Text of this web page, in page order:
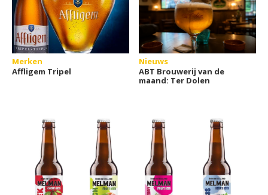
Merken
Affligem Tripel
Nieuws
ABT Brouwerij van de
maand: Ter Dolen